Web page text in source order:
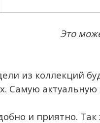
Это
из коллекций
Самую
и приятно.